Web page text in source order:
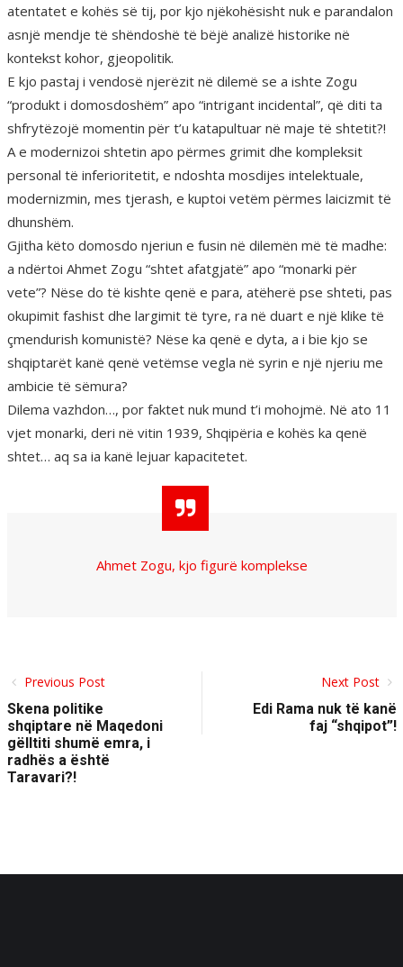
atentatet e kohës së tij, por kjo njëkohësisht nuk e parandalon
asnjë mendje të shëndoshë të bëjë analizë historike në
kontekst kohor, gjeopolitik.
E kjo pastaj i vendosë njerëzit në dilemë se a ishte Zogu
“produkt i domosdoshëm” apo “intrigant incidental”, që diti ta
shfrytëzojë momentin për t’u katapultuar në maje të shtetit?!
A e modernizoi shtetin apo përmes grimit dhe kompleksit
personal të inferioritetit, e ndoshta mosdijes intelektuale,
modernizmin, mes tjerash, e kuptoi vetëm përmes laicizmit të
dhunshëm.
Gjitha këto domosdo njeriun e fusin në dilemën më të madhe:
a ndërtoi Ahmet Zogu “shtet afatgjatë” apo “monarki për
vete”? Nëse do të kishte qenë e para, atëherë pse shteti, pas
okupimit fashist dhe largimit të tyre, ra në duart e një klike të
çmendurish komunistë? Nëse ka qenë e dyta, a i bie kjo se
shqiptarët kanë qenë vetëmse vegla në syrin e një njeriu me
ambicie të sëmura?
Dilema vazhdon…, por faktet nuk mund t’i mohojmë. Në ato 11
vjet monarki, deri në vitin 1939, Shqipëria e kohës ka qenë
shtet… aq sa ia kanë lejuar kapacitetet.
Ahmet Zogu, kjo figurë komplekse
Previous Post
Skena politike
shqiptare në Maqedoni
gëlltiti shumë emra, i
radhës a është
Taravari?!
Next Post
Edi Rama nuk të kanë
faj “shqipot”!